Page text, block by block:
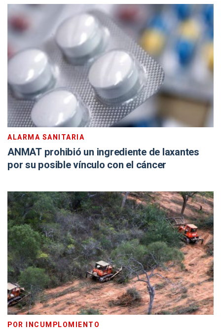
ALARMA SANITARIA
ANMAT prohibió un ingrediente de laxantes
por su posible vínculo con el cáncer
POR INCUMPLOMIENTO